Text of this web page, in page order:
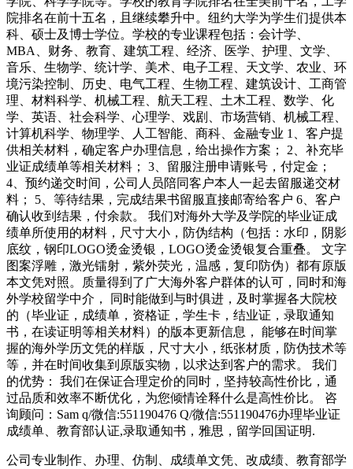
院排名在前十五名，且继续攀升中。纽约大学为学生们提供本
科、硕士及博士学位。学校的专业课程包括：会计学、
MBA、财务、教育、建筑工程、经济、医学、护理、文学、
音乐、生物学、统计学、美术、电子工程、天文学、农业、环
境污染控制、历史、电气工程、生物工程、建筑设计、工商管
理、材料科学、机械工程、航天工程、土木工程、数学、化
学、英语、社会科学、心理学、戏剧、市场营销、机械工程、
计算机科学、物理学、人工智能、商科、金融专业 1、客户提
供相关材料，确定客户办理信息，给出操作方案； 2、补充毕
业证成绩单等相关材料； 3、留服注册申请账号，付定金；
4、预约递交时间，公司人员陪同客户本人一起去留服递交材
料； 5、等待结果，完成结果书留服直接邮寄给客户 6、客户
确认收到结果，付余款。 我们对海外大学及学院的毕业证成
绩单所使用的材料，尺寸大小，防伪结构（包括：水印，阴影
底纹，钢印LOGO烫金烫银，LOGO烫金烫银复合重叠。 文字
图案浮雕，激光镭射，紫外荧光，温感，复印防伪）都有原版
本文凭对照。质量得到了广大海外客户群体的认可，同时和海
外学校留学中介， 同时能做到与时俱进，及时掌握各大院校
的（毕业证，成绩单，资格证，学生卡，结业证，录取通知
书，在读证明等相关材料）的版本更新信息， 能够在时间掌
握的海外学历文凭的样版，尺寸大小，纸张材质，防伪技术等
等，并在时间收集到原版实物，以求达到客户的需求。 我们
的优势： 我们在保证合理定价的同时，坚持较高性价比，通
过品质和效率不断优化，为您倾情诠释什么是高性价比。 咨
询顾问：Sam q/微信:551190476 Q/微信:551190476办理毕业证
成绩单、教育部认证,录取通知书，雅思，留学回国证明.
公司专业制作、办理、仿制、成绩单文凭、改成绩、教育部学